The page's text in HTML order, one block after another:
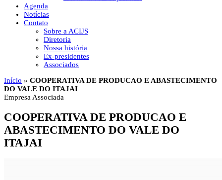
Agenda
Notícias
Contato
Sobre a ACIJS
Diretoria
Nossa história
Ex-presidentes
Associados
Início » COOPERATIVA DE PRODUCAO E ABASTECIMENTO
DO VALE DO ITAJAI
Empresa Associada
COOPERATIVA DE PRODUCAO E
ABASTECIMENTO DO VALE DO
ITAJAI